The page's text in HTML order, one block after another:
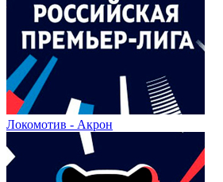
Локомотив - Акрон